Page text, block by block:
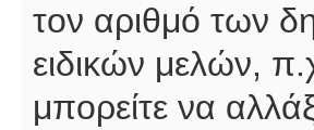
τον αριθμό των
ειδικών μελών,
μπορείτε να